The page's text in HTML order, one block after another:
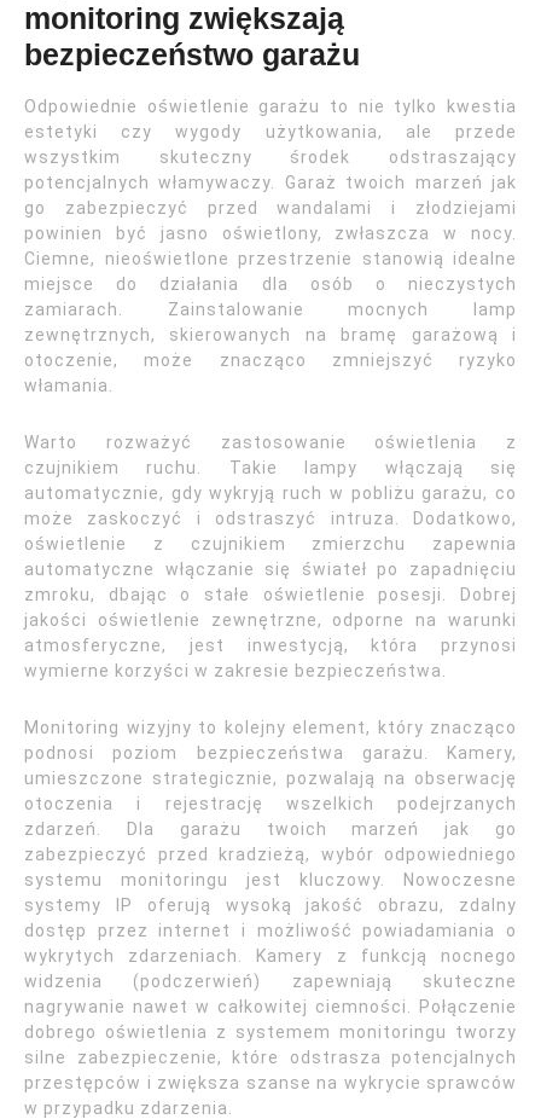
monitoring zwiększają
bezpieczeństwo garażu
Odpowiednie oświetlenie garażu to nie tylko kwestia
estetyki czy wygody użytkowania, ale przede
wszystkim skuteczny środek odstraszający
potencjalnych włamywaczy. Garaż twoich marzeń jak
go zabezpieczyć przed wandalami i złodziejami
powinien być jasno oświetlony, zwłaszcza w nocy.
Ciemne, nieoświetlone przestrzenie stanowią idealne
miejsce do działania dla osób o nieczystych
zamiarach. Zainstalowanie mocnych lamp
zewnętrznych, skierowanych na bramę garażową i
otoczenie, może znacząco zmniejszyć ryzyko
włamania.
Warto rozważyć zastosowanie oświetlenia z
czujnikiem ruchu. Takie lampy włączają się
automatycznie, gdy wykryją ruch w pobliżu garażu, co
może zaskoczyć i odstraszyć intruza. Dodatkowo,
oświetlenie z czujnikiem zmierzchu zapewnia
automatyczne włączanie się świateł po zapadnięciu
zmroku, dbając o stałe oświetlenie posesji. Dobrej
jakości oświetlenie zewnętrzne, odporne na warunki
atmosferyczne, jest inwestycją, która przynosi
wymierne korzyści w zakresie bezpieczeństwa.
Monitoring wizyjny to kolejny element, który znacząco
podnosi poziom bezpieczeństwa garażu. Kamery,
umieszczone strategicznie, pozwalają na obserwację
otoczenia i rejestrację wszelkich podejrzanych
zdarzeń. Dla garażu twoich marzeń jak go
zabezpieczyć przed kradzieżą, wybór odpowiedniego
systemu monitoringu jest kluczowy. Nowoczesne
systemy IP oferują wysoką jakość obrazu, zdalny
dostęp przez internet i możliwość powiadamiania o
wykrytych zdarzeniach. Kamery z funkcją nocnego
widzenia (podczerwień) zapewniają skuteczne
nagrywanie nawet w całkowitej ciemności. Połączenie
dobrego oświetlenia z systemem monitoringu tworzy
silne zabezpieczenie, które odstrasza potencjalnych
przestępców i zwiększa szanse na wykrycie sprawców
w przypadku zdarzenia.